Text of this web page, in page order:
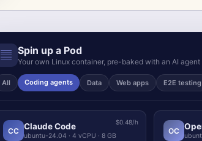
▤ Spin up a Pod
Your own Linux container, pre-baked with an AI
All Coding agents Data Web apps E2E testing
$0.48/h
CC Claude Code
ubuntu-24.04 · 4 vCPU · 8 GB
OC